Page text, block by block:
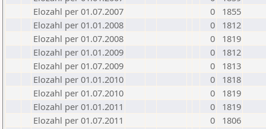
Elozahl per 01.07.2007
0
1855
Elozahl per 01.01.2008
0
1812
Elozahl per 01.07.2008
0
1819
Elozahl per 01.01.2009
0
1812
Elozahl per 01.07.2009
0
1813
Elozahl per 01.01.2010
0
1818
Elozahl per 01.07.2010
0
1819
Elozahl per 01.01.2011
0
1819
Elozahl per 01.07.2011
0
1806